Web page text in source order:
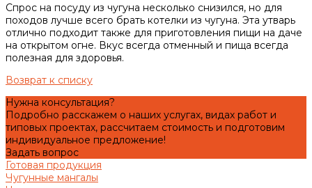
Спрос на посуду из чугуна несколько снизился, но для
походов лучше всего брать котелки из чугуна. Эта утварь
отлично подходит также для приготовления пищи на даче
на открытом огне. Вкус всегда отменный и пища всегда
полезная для здоровья.
Возврат к списку
Нужна консультация?
Подробно расскажем о наших услугах, видах работ и
типовых проектах, рассчитаем стоимость и подготовим
индивидуальное предложение!
Задать вопрос
Готовая продукция
Чугунные мангалы